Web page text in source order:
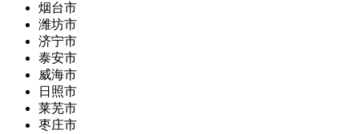
烟台市
潍坊市
济宁市
泰安市
威海市
日照市
莱芜市
枣庄市